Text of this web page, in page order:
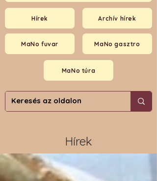
Hírek
MaNo fuvar MaNo gasztro
MaNo túra
Archív hírek
Hírek